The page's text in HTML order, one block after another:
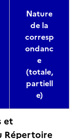
Nature
de la
corresp
ondanc
e
(totale,
partiell
e)
et
Répertoire